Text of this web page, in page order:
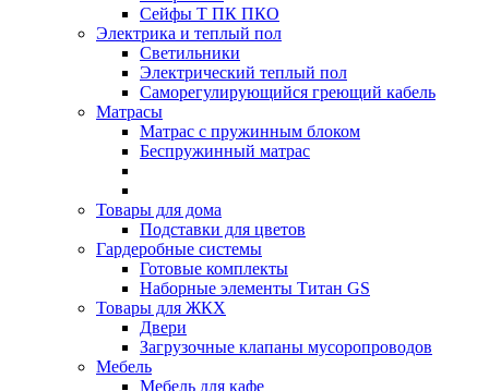
Сейфы Т ПК ПКО
Электрика и теплый пол
Светильники
Электрический теплый пол
Саморегулирующийся греющий кабель
Матрасы
Матрас с пружинным блоком
Беспружинный матрас
Товары для дома
Подставки для цветов
Гардеробные системы
Готовые комплекты
Наборные элементы Титан GS
Товары для ЖКХ
Двери
Загрузочные клапаны мусоропроводов
Мебель
Мебель для кафе